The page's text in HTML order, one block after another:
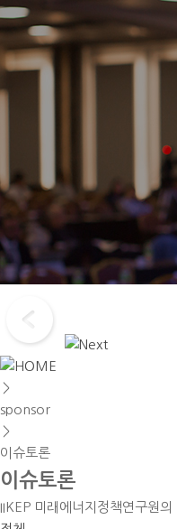
＞
sponsor
＞
이슈토론
이슈토론
IIKEP 미래에너지정책연구원의